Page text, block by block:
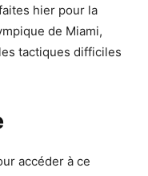
hier pour la
de Miami,
tactiques difficiles
accéder à ce